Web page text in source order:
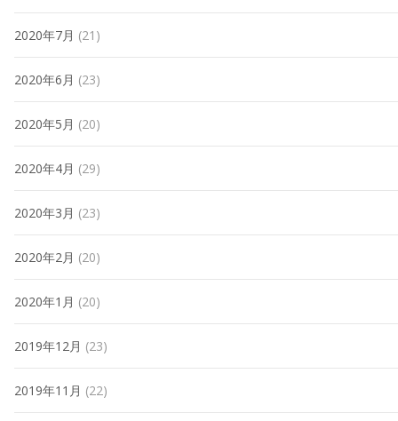
2020年7月 (21)
2020年6月 (23)
2020年5月 (20)
2020年4月 (29)
2020年3月 (23)
2020年2月 (20)
2020年1月 (20)
2019年12月 (23)
2019年11月 (22)